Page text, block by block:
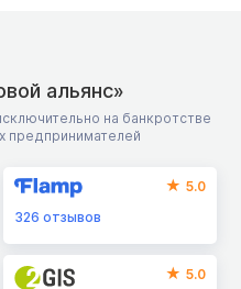
альянс»
на банкротстве
предпринимателей
5.0
326отзывов
5.0